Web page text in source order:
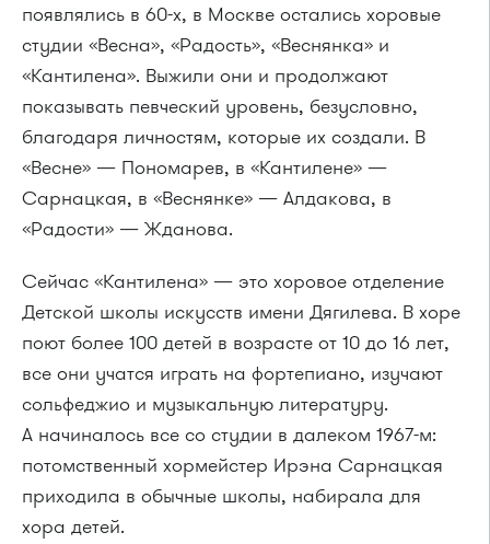
появлялись в 60-х, в Москве остались хоровые
студии «Весна», «Радость», «Веснянка» и
«Кантилена». Выжили они и продолжают
показывать певческий уровень, безусловно,
благодаря личностям, которые их создали. В
«Весне» — Пономарев, в «Кантилене» —
Сарнацкая, в «Веснянке» — Алдакова, в
«Радости» — Жданова.
Сейчас «Кантилена» — это хоровое отделение
Детской школы искусств имени Дягилева. В хоре
поют более 100 детей в возрасте от 10 до 16 лет,
все они учатся играть на фортепиано, изучают
сольфеджио и музыкальную литературу.
А начиналось все со студии в далеком 1967-м:
потомственный хормейстер Ирэна Сарнацкая
приходила в обычные школы, набирала для
хора детей.